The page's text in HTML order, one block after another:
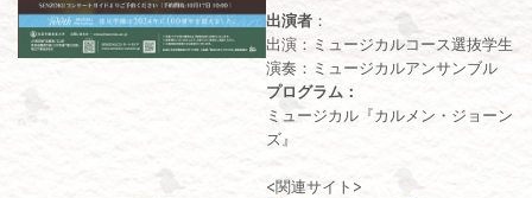
出演者 ：
出演：ミュージカルコース選抜学生
演奏：ミュージカルアンサンブル
プログラム：
ミュージカル『カルメン・ジョーン
ズ』
<関連サイト>